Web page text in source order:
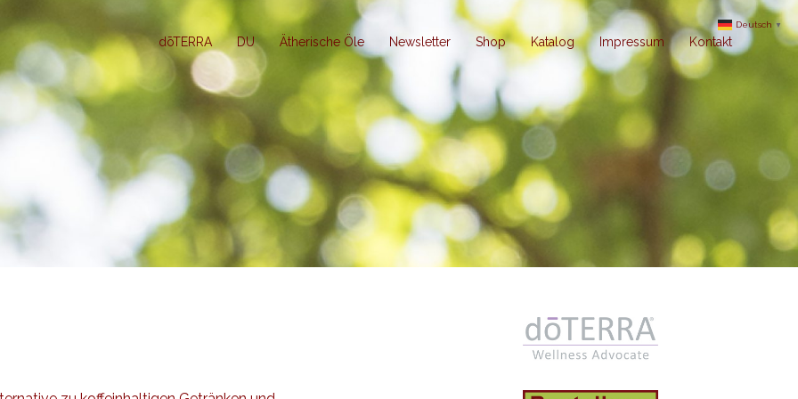
dōTERRA DU Ätherische Öle Newsletter Shop Katalog Impressum Kontakt
Deutsch ▼